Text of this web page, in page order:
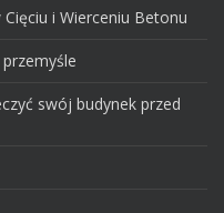
i Wierceniu Betonu
swój budynek przed